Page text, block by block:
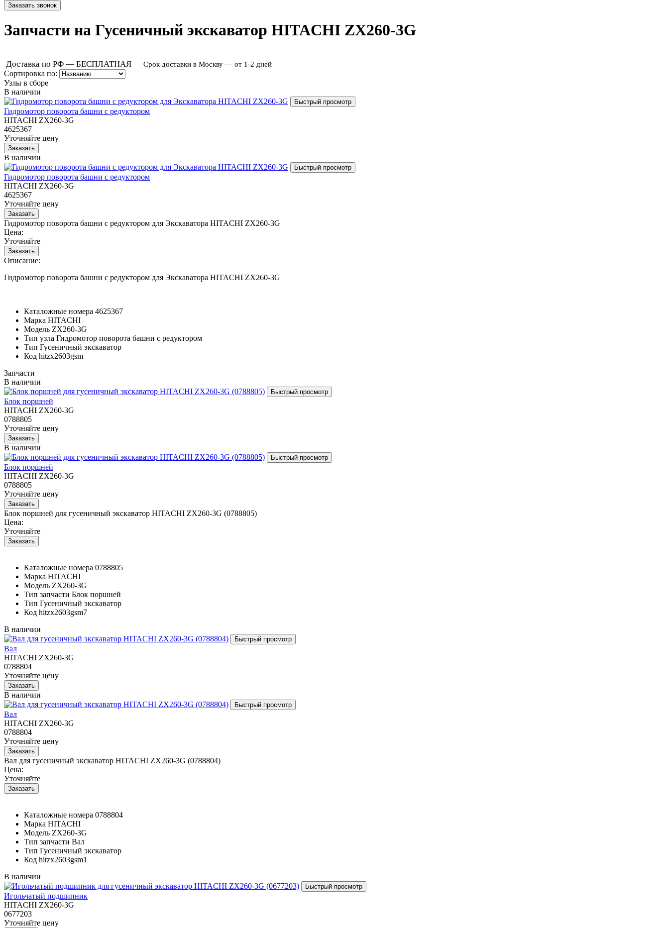
Запчасти на Гусеничный экскаватор HITACHI ZX260-3G
Доставка по РФ — БЕСПЛАТНАЯ Срок доставки в Москву — от 1-2 дней
Сортировка по:
Узлы в сборе
В наличии
Гидромотор поворота башни с редуктором
HITACHI ZX260-3G
4625367
Уточняйте цену
В наличии
Гидромотор поворота башни с редуктором
HITACHI ZX260-3G
4625367
Уточняйте цену
Гидромотор поворота башни с редуктором для Экскаватора HITACHI ZX260-3G
Цена:
Уточняйте
Описание:
Гидромотор поворота башни с редуктором для Экскаватора HITACHI ZX260-3G
Каталожные номера 4625367
Марка HITACHI
Модель ZX260-3G
Тип узла Гидромотор поворота башни с редуктором
Тип Гусеничный экскаватор
Код hitzx2603gsm
Запчасти
В наличии
Блок поршней
HITACHI ZX260-3G
0788805
Уточняйте цену
В наличии
Блок поршней
HITACHI ZX260-3G
0788805
Уточняйте цену
Блок поршней для гусеничный экскаватор HITACHI ZX260-3G (0788805)
Цена:
Уточняйте
Каталожные номера 0788805
Марка HITACHI
Модель ZX260-3G
Тип запчасти Блок поршней
Тип Гусеничный экскаватор
Код hitzx2603gsm7
В наличии
Вал
HITACHI ZX260-3G
0788804
Уточняйте цену
В наличии
Вал
HITACHI ZX260-3G
0788804
Уточняйте цену
Вал для гусеничный экскаватор HITACHI ZX260-3G (0788804)
Цена:
Уточняйте
Каталожные номера 0788804
Марка HITACHI
Модель ZX260-3G
Тип запчасти Вал
Тип Гусеничный экскаватор
Код hitzx2603gsm1
В наличии
Игольчатый подшипник
HITACHI ZX260-3G
0677203
Уточняйте цену